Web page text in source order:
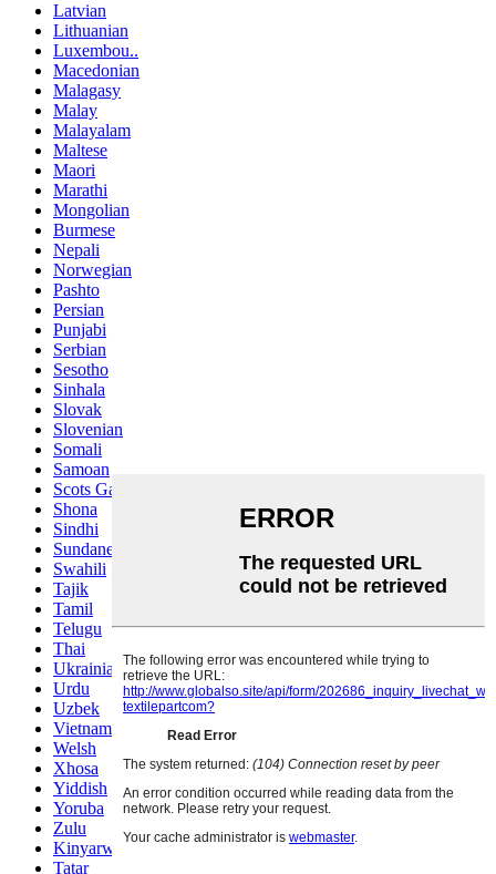
Latvian
Lithuanian
Luxembou..
Macedonian
Malagasy
Malay
Malayalam
Maltese
Maori
Marathi
Mongolian
Burmese
Nepali
Norwegian
Pashto
Persian
Punjabi
Serbian
Sesotho
Sinhala
Slovak
Slovenian
Somali
Samoan
Scots Gaelic
Shona
Sindhi
Sundanese
Swahili
Tajik
Tamil
Telugu
Thai
Ukrainian
Urdu
Uzbek
Vietnamese
Welsh
Xhosa
Yiddish
Yoruba
Zulu
Kinyarwanda
Tatar